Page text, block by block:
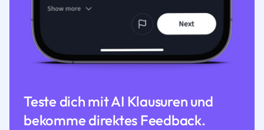
Teste dich mit AI Klausuren und
bekomme direktes Feedback.